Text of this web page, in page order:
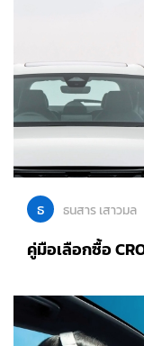
ธ ธนสาร เสาวมล
คู่มือเลือกซื้อ